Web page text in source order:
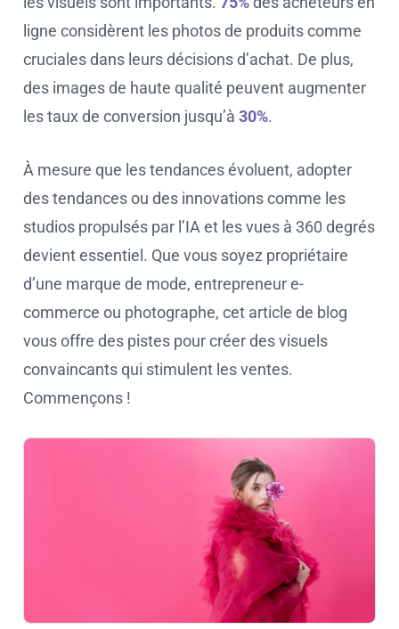
ligne considèrent les photos de produits comme
cruciales dans leurs décisions d’achat. De plus,
des images de haute qualité peuvent augmenter
les taux de conversion jusqu’à 30%.
À mesure que les tendances évoluent, adopter
des tendances ou des innovations comme les
studios propulsés par l’IA et les vues à 360 degrés
devient essentiel. Que vous soyez propriétaire
d’une marque de mode, entrepreneur e-
commerce ou photographe, cet article de blog
vous offre des pistes pour créer des visuels
convaincants qui stimulent les ventes.
Commençons !